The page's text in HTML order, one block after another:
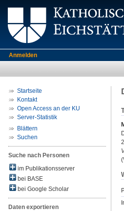
Anmelden
Startseite
Kontakt
Open Access an der KU
Server-Statistik
Blättern
Suchen
Suche nach Personen
im Publikationsserver
bei BASE
bei Google Scholar
Daten exportieren